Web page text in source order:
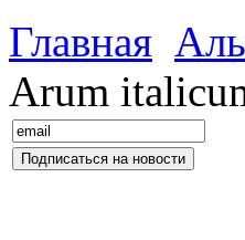
Главная
Arum